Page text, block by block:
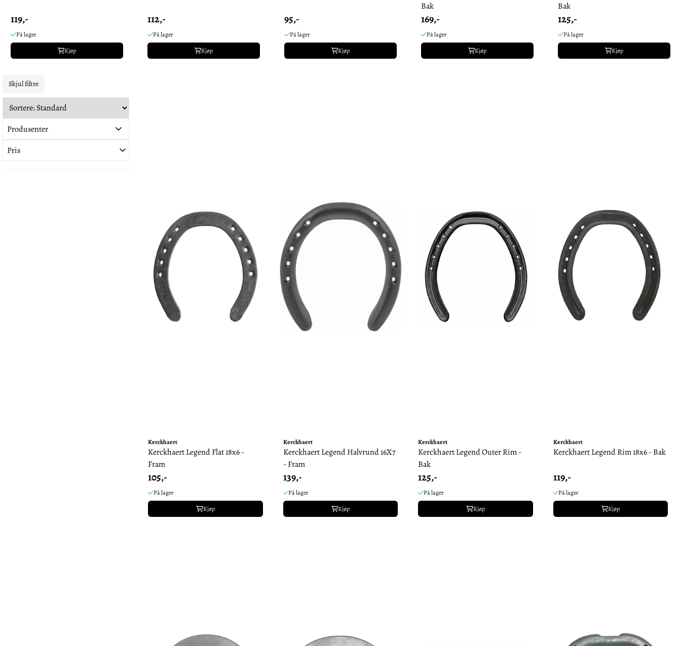
119,-
På lager
Kjøp
112,-
På lager
Kjøp
95,-
På lager
Kjøp
Bak
169,-
På lager
Kjøp
Bak
125,-
På lager
Kjøp
Skjul filtre
Produsenter
Pris
Kerckhaert
Kerckhaert Legend Flat 18x6 -
Fram
105,-
På lager
Kjøp
Kerckhaert
Kerckhaert Legend Halvrund 16X7
- Fram
139,-
På lager
Kjøp
Kerckhaert
Kerckhaert Legend Outer Rim -
Bak
125,-
På lager
Kjøp
Kerckhaert
Kerckhaert Legend Rim 18x6 - Bak
119,-
På lager
Kjøp